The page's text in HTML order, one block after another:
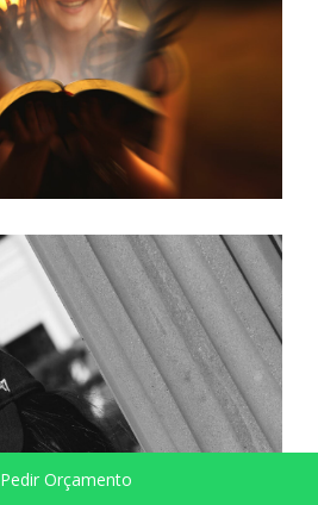
Pedir Orçamento